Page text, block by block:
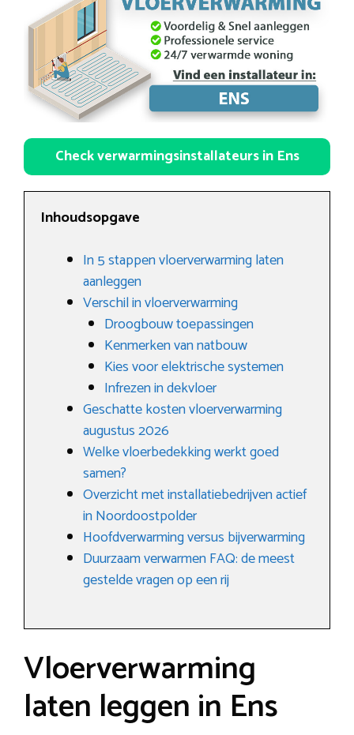
Check verwarmingsinstallateurs in Ens
Inhoudsopgave
In 5 stappen vloerverwarming laten
aanleggen
Verschil in vloerverwarming
Droogbouw toepassingen
Kenmerken van natbouw
Kies voor elektrische systemen
Infrezen in dekvloer
Geschatte kosten vloerverwarming
augustus 2026
Welke vloerbedekking werkt goed
samen?
Overzicht met installatiebedrijven actief
in Noordoostpolder
Hoofdverwarming versus bijverwarming
Duurzaam verwarmen FAQ: de meest
gestelde vragen op een rij
Vloerverwarming
laten leggen in Ens